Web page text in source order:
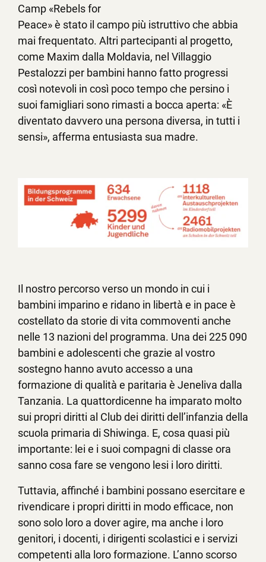
Camp «Rebels for
Peace» è stato il campo più istruttivo che abbia
mai frequentato. Altri partecipanti al progetto,
come Maxim dalla Moldavia, nel Villaggio
Pestalozzi per bambini hanno fatto progressi
così notevoli in così poco tempo che persino i
suoi famigliari sono rimasti a bocca aperta: «È
diventato davvero una persona diversa, in tutti i
sensi», afferma entusiasta sua madre.
Il nostro percorso verso un mondo in cui i
bambini imparino e ridano in libertà e in pace è
costellato da storie di vita commoventi anche
nelle 13 nazioni del programma. Una dei 225 090
bambini e adolescenti che grazie al vostro
sostegno hanno avuto accesso a una
formazione di qualità e paritaria è Jeneliva dalla
Tanzania. La quattordicenne ha imparato molto
sui propri diritti al Club dei diritti dell’infanzia della
scuola primaria di Shiwinga. E, cosa quasi più
importante: lei e i suoi compagni di classe ora
sanno cosa fare se vengono lesi i loro diritti.
Tuttavia, affinché i bambini possano esercitare e
rivendicare i propri diritti in modo efficace, non
sono solo loro a dover agire, ma anche i loro
genitori, i docenti, i dirigenti scolastici e i servizi
competenti alla loro formazione. L’anno scorso